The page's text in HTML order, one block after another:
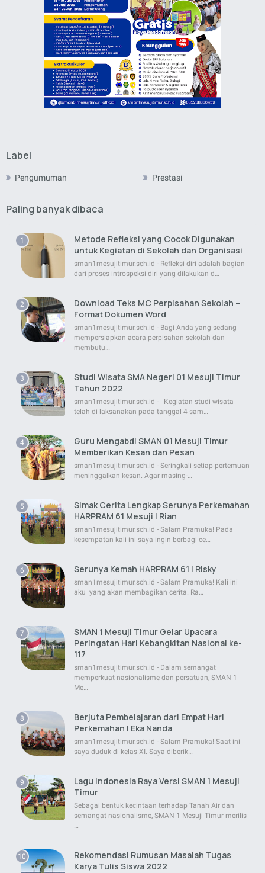
Label
Pengumuman Prestasi
Paling banyak dibaca
Metode Refleksi yang Cocok Digunakan
untuk Kegiatan di Sekolah dan Organisasi
sman1mesujitimur.sch.id - Refleksi diri adalah bagian
dari proses introspeksi diri yang dilakukan d…
Download Teks MC Perpisahan Sekolah –
Format Dokumen Word
sman1mesujitimur.sch.id - Bagi Anda yang sedang
mempersiapkan acara perpisahan sekolah dan
membutu…
Studi Wisata SMA Negeri 01 Mesuji Timur
Tahun 2022
sman1mesujitimur.sch.id - Kegiatan studi wisata
telah di laksanakan pada tanggal 4 sam…
Guru Mengabdi SMAN 01 Mesuji Timur
Memberikan Kesan dan Pesan
sman1mesujitimur.sch.id - Seringkali setiap pertemuan
meninggalkan kesan. Agar masing-…
Simak Cerita Lengkap Serunya Perkemahan
HARPRAM 61 Mesuji | Rian
sman1mesujitimur.sch.id - Salam Pramuka! Pada
kesempatan kali ini saya ingin berbagi ce…
Serunya Kemah HARPRAM 61 | Risky
sman1mesujitimur.sch.id - Salam Pramuka! Kali ini
aku yang akan membagikan cerita. Ra…
SMAN 1 Mesuji Timur Gelar Upacara
Peringatan Hari Kebangkitan Nasional ke-
117
sman1mesujitimur.sch.id - Dalam semangat
memperkuat nasionalisme dan persatuan, SMAN 1
Me…
Berjuta Pembelajaran dari Empat Hari
Perkemahan | Eka Nanda
sman1mesujitimur.sch.id - Salam Pramuka! Saat ini
saya duduk di kelas XI. Saya diberik…
Lagu Indonesia Raya Versi SMAN 1 Mesuji
Timur
Sebagai bentuk kecintaan terhadap Tanah Air dan
semangat nasionalisme, SMAN 1 Mesuji Timur merilis
…
Rekomendasi Rumusan Masalah Tugas
Karya Tulis Siswa 2022